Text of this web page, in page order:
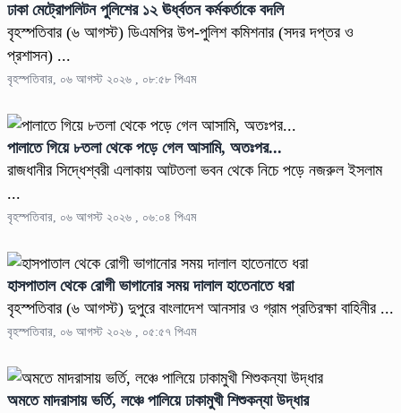
ঢাকা মেট্রোপলিটন পুলিশের ১২ ঊর্ধ্বতন কর্মকর্তাকে বদলি
বৃহস্পতিবার (৬ আগস্ট) ডিএমপির উপ-পুলিশ কমিশনার (সদর দপ্তর ও
প্রশাসন) ...
বৃহস্পতিবার, ০৬ আগস্ট ২০২৬ , ০৮:৫৮ পিএম
পালাতে গিয়ে ৮তলা থেকে পড়ে গেল আসামি, অতঃপর...
রাজধানীর সিদ্ধেশ্বরী এলাকায় আটতলা ভবন থেকে নিচে পড়ে নজরুল ইসলাম
...
বৃহস্পতিবার, ০৬ আগস্ট ২০২৬ , ০৬:০৪ পিএম
হাসপাতাল থেকে রোগী ভাগানোর সময় দালাল হাতেনাতে ধরা
বৃহস্পতিবার (৬ আগস্ট) দুপুরে বাংলাদেশ আনসার ও গ্রাম প্রতিরক্ষা বাহিনীর ...
বৃহস্পতিবার, ০৬ আগস্ট ২০২৬ , ০৫:৫৭ পিএম
অমতে মাদরাসায় ভর্তি, লঞ্চে পালিয়ে ঢাকামুখী শিশুকন্যা উদ্ধার